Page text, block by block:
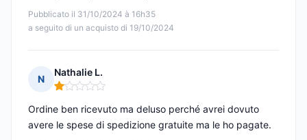
Pubblicato il 31/10/2024 à 16h35
a seguito di un acquisto di 19/10/2024
N
Nathalie L.
Nota: 1 su 5
Ordine ben ricevuto ma deluso perché avrei dovuto
avere le spese di spedizione gratuite ma le ho pagate.